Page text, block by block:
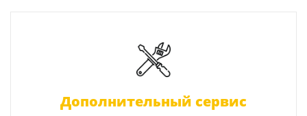
Дополнительный сервис